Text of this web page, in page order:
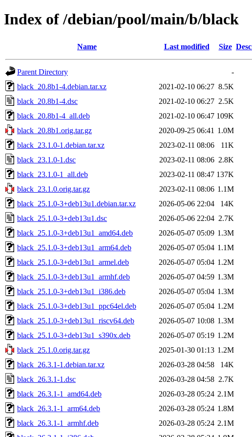
Index of /debian/pool/main/b/black
Name Last modified Size
Parent Directory
-
black_20.8b1-4.debian.tar.xz
2021-02-10 06:27 8.5K
black_20.8b1-4.dsc
2021-02-10 06:27 2.5K
black_20.8b1-4_all.deb
2021-02-10 06:47 109K
black_20.8b1.orig.tar.gz
2020-09-25 06:41 1.0M
black_23.1.0-1.debian.tar.xz
2023-02-11 08:06
11K
black_23.1.0-1.dsc
2023-02-11 08:06 2.8K
black_23.1.0-1_all.deb
2023-02-11 08:47 137K
black_23.1.0.orig.tar.gz
2023-02-11 08:06 1.1M
black_25.1.0-3+deb13u1.debian.tar.xz
2026-05-06 22:04
14K
black_25.1.0-3+deb13u1.dsc
2026-05-06 22:04 2.7K
black_25.1.0-3+deb13u1_amd64.deb
2026-05-07 05:09 1.3M
black_25.1.0-3+deb13u1_arm64.deb
2026-05-07 05:04 1.1M
black_25.1.0-3+deb13u1_armel.deb
2026-05-07 05:04 1.2M
black_25.1.0-3+deb13u1_armhf.deb
2026-05-07 04:59 1.3M
black_25.1.0-3+deb13u1_i386.deb
2026-05-07 05:04 1.3M
black_25.1.0-3+deb13u1_ppc64el.deb
2026-05-07 05:04 1.2M
black_25.1.0-3+deb13u1_riscv64.deb
2026-05-07 10:08 1.3M
black_25.1.0-3+deb13u1_s390x.deb
2026-05-07 05:19 1.2M
black_25.1.0.orig.tar.gz
2025-01-30 01:13 1.2M
black_26.3.1-1.debian.tar.xz
2026-03-28 04:58
14K
black_26.3.1-1.dsc
2026-03-28 04:58 2.7K
black_26.3.1-1_amd64.deb
2026-03-28 05:24 2.1M
black_26.3.1-1_arm64.deb
2026-03-28 05:24 1.8M
black_26.3.1-1_armhf.deb
2026-03-28 05:24 2.1M